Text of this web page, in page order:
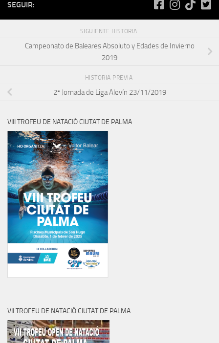
SEGUIR:
SIGUIENTE HISTORIA
Campeonato de Baleares Absoluto y Edades de Invierno
2019
HISTORIA PREVIA
2ª Jornada de Liga Alevín 23/11/2019
VIII TROFEU DE NATACIÓ CIUTAT DE PALMA
VII TROFEU DE NATACIÓ CIUTAT DE PALMA